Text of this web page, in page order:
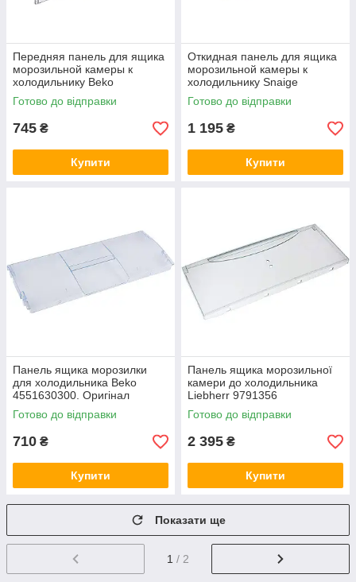
Передняя панель для ящика
морозильной камеры к
холодильнику Beko
4312610900
Готово до відправки
745 ₴
Купити
Откидная панель для ящика
морозильной камеры к
холодильнику Snaige
D320027
Готово до відправки
1 195 ₴
Купити
Панель ящика морозилки
для холодильника Beko
4551630300. Оригінал
Готово до відправки
710 ₴
Купити
Панель ящика морозильної
камери до холодильника
Liebherr 9791356
Готово до відправки
2 395 ₴
Купити
Показати ще
1 / 2